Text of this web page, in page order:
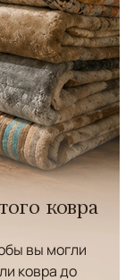
ковра
вы могли
ковра до